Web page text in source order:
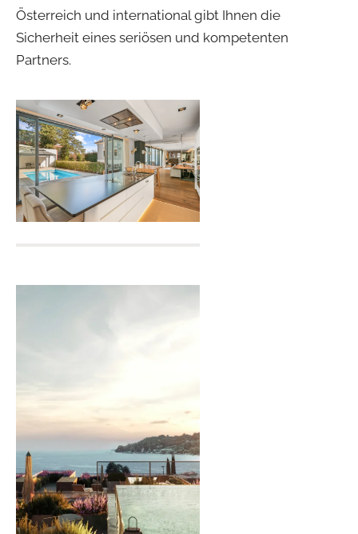
Österreich und international gibt Ihnen die
Sicherheit eines seriösen und kompetenten
Partners.